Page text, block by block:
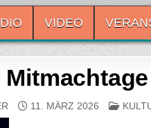
VIDEO
11. MÄRZ 2026